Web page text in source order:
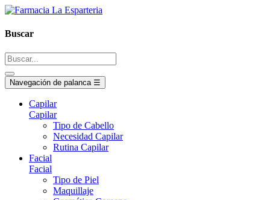
Buscar
Navegación de palanca ☰
Capilar
Capilar
Tipo de Cabello
Necesidad Capilar
Rutina Capilar
Facial
Facial
Tipo de Piel
Maquillaje